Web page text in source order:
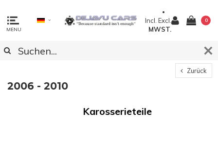
MENU
Incl. Excl.
MWST.
0
Zurück
2006 - 2010
Karosserieteile